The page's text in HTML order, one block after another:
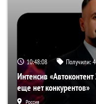
10:48:07 Получили:4
Интенсив
еще нет конкурентов»
Россия